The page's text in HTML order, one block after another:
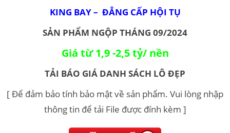
KING BAY – ĐẲNG CẤP HỘI TỤ
SẢN PHẨM NGỘP THÁNG 09/2024
Giá từ 1,9 -2,5 tỷ/ nền
TẢI BÁO GIÁ DANH SÁCH LÔ ĐẸP
[ Để đảm bảo tính bảo mật về sản phẩm. Vui lòng nhập
thông tin để tải File được đính kèm ]